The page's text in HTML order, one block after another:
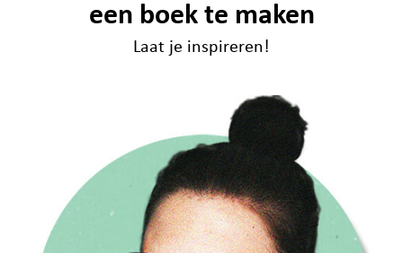
een boek te maken
Laat je inspireren!